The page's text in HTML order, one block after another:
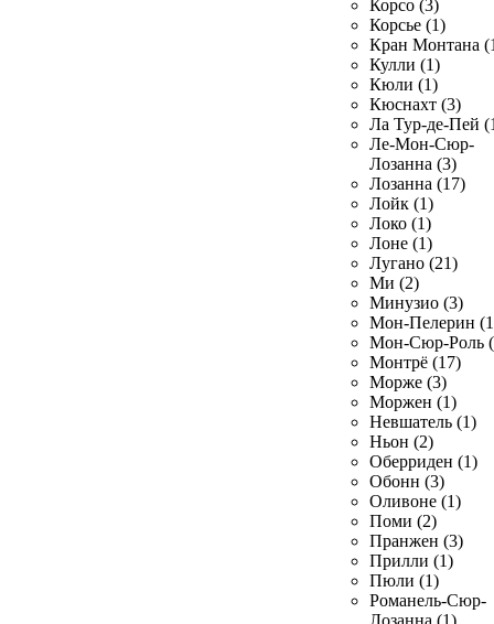
Корсо (3)
Корсье (1)
Кран Монтана
Кулли (1)
Кюли (1)
Кюснахт (3)
Ла Тур-де-Пей
Ле-Мон-Сюр-
Лозанна (3)
Лозанна (17)
Лойк (1)
Локо (1)
Лоне (1)
Лугано (21)
Ми (2)
Минузио (3)
Мон-Пелерин
Мон-Сюр-Роль
Монтрё (17)
Морже (3)
Моржен (1)
Невшатель (1)
Ньон (2)
Оберриден (1)
Обонн (3)
Оливоне (1)
Поми (2)
Пранжен (3)
Прилли (1)
Пюли (1)
Романель-Сюр-
Лозанна (1)